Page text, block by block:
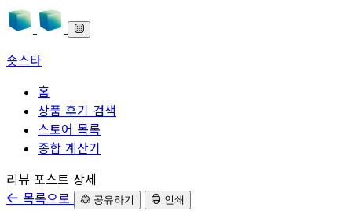
숏스타
홈
상품 후기 검색
스토어 목록
종합 계산기
본문으로 바로가기
리뷰 포스트 상세
목록으로
공유하기 인쇄